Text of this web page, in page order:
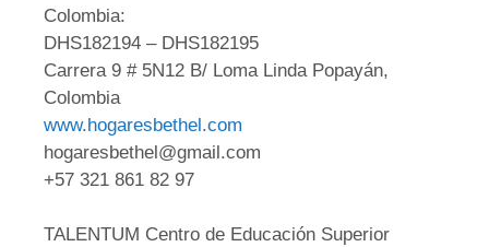
Colombia:
DHS182194 – DHS182195
Carrera 9 # 5N12 B/ Loma Linda Popayán,
Colombia
www.hogaresbethel.com
hogaresbethel@gmail.com
+57 321 861 82 97
TALENTUM Centro de Educación Superior